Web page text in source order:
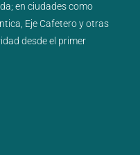
; en ciudades como
, Eje Cafeteroyotras
desde el primer